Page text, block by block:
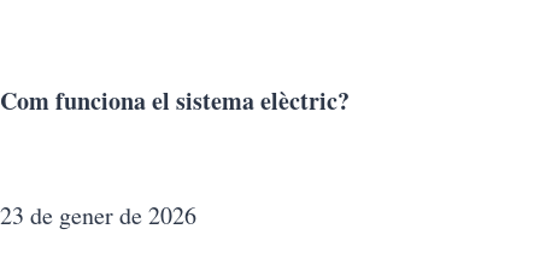
Com funciona el sistema elèctric?
23 de gener de 2026